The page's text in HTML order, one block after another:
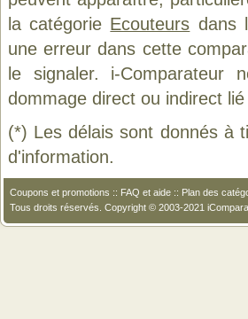
la catégorie Ecouteurs dans
une erreur dans cette
le signaler. i-
dommage direct ou indirect
(*) Les délais sont donnés à
d'information.
Coupons et promotions :: FAQ et aide :: Plan des
Tous droits réservés. Copyright © 2003-2021